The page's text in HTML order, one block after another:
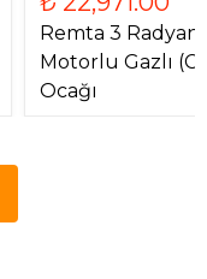
Remta 3
Motorlu Gazlı
Ocağı